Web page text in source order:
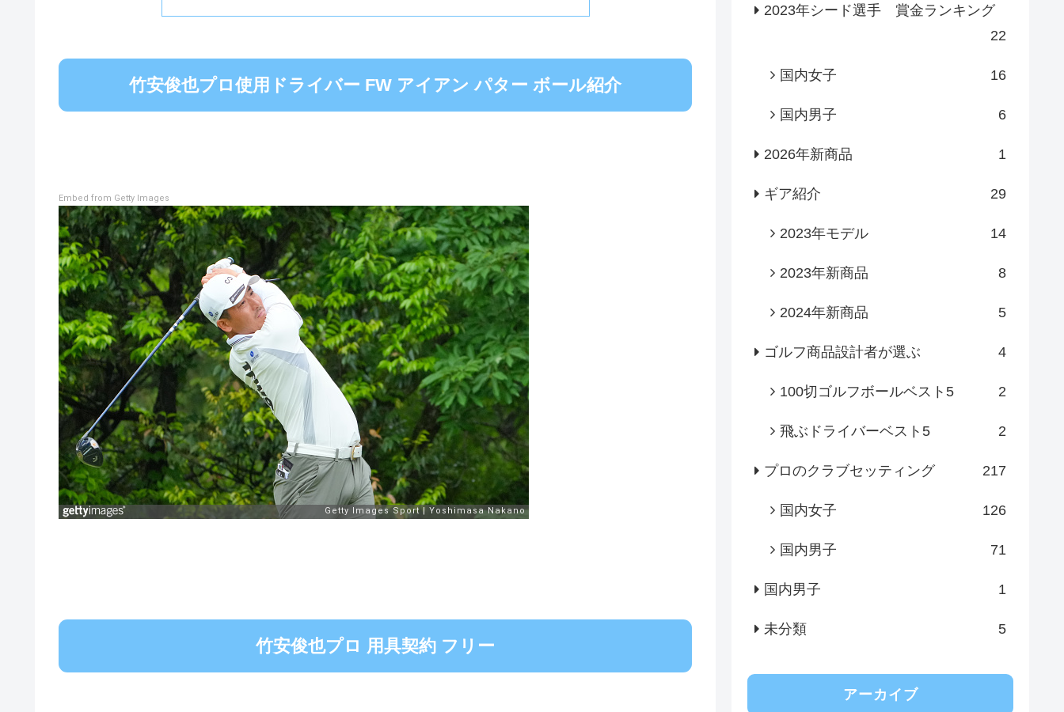
竹安俊也プロ使用ドライバー FW アイアン パター ボール紹介
Embed from Getty Images
竹安俊也プロ 用具契約 フリー
2023年シード選手 賞金ランキング
22
国内女子 16
国内男子 6
2026年新商品 1
ギア紹介 29
2023年モデル 14
2023年新商品 8
2024年新商品 5
ゴルフ商品設計者が選ぶ 4
100切ゴルフボールベスト5 2
飛ぶドライバーベスト5 2
プロのクラブセッティング 217
国内女子 126
国内男子 71
国内男子 1
未分類 5
アーカイブ